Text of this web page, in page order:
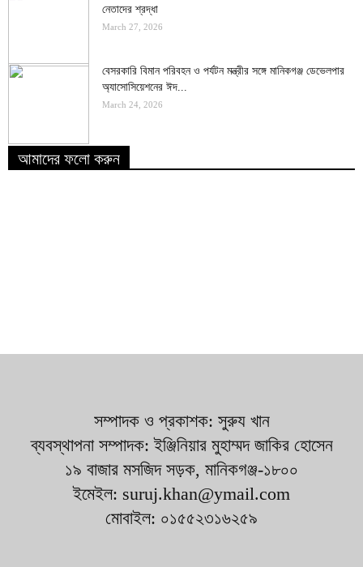
নেতাদের শ্রদ্ধা
March 27, 2026
বেসরকারি বিমান পরিবহন ও পর্যটন মন্ত্রীর সঙ্গে মানিকগঞ্জ ডেভেলপার
অ্যাসোসিয়েশনের ঈদ...
March 24, 2026
আমাদের ফলো করুন
সম্পাদক ও প্রকাশক: সুরুয খান
ব্যবস্থাপনা সম্পাদক: ইঞ্জিনিয়ার মুহাম্মদ জাকির হোসেন
১৯ বাজার মসজিদ সড়ক, মানিকগঞ্জ-১৮০০
ইমেইল: suruj.khan@ymail.com
মোবাইল: ০১৫৫২৩১৬২৫৯